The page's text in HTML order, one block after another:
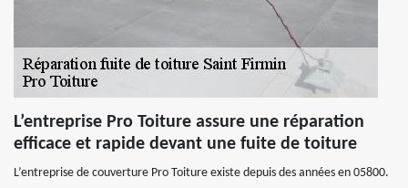
L’entreprise Pro Toiture assure une réparation
efficace et rapide devant une fuite de toiture
L’entreprise de couverture Pro Toiture existe depuis des années en 05800.